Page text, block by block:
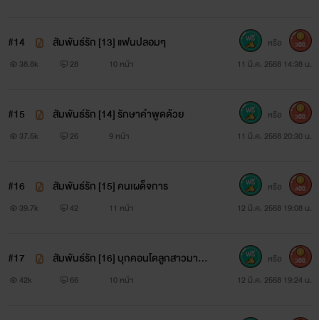
#14 สัมพันธ์รัก [13] แฟนปลอมๆ
38.8k 28 10 หน้า 11 มี.ค. 2568 14:38 น.
หรือ 300
#15 สัมพันธ์รัก [14] รักษาคำพูดด้วย
37.5k 26 9 หน้า 11 มี.ค. 2568 20:30 น.
หรือ 300
#16 สัมพันธ์รัก [15] คนเผด็จการ
39.7k 42 11 หน้า 12 มี.ค. 2568 19:08 น.
หรือ 400
#17
สัมพันธ์รัก [16] บุกคอนโดลูกสาวมาเฟี
42k 66 10 หน้า 12 มี.ค. 2568 19:24 น.
หรือ 300